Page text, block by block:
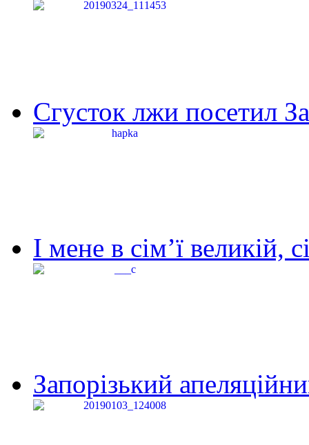
Сгусток лжи посетил
І мене в сім’ї великій,
Запорізький